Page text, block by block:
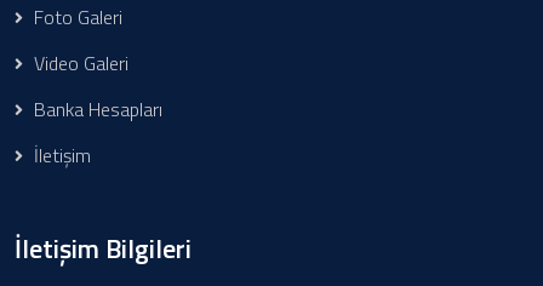
Foto Galeri
Video Galeri
Banka Hesapları
İletişim
İletişim Bilgileri